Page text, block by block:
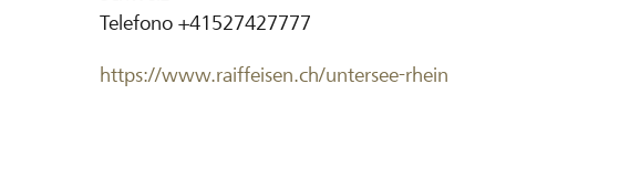
Telefono +41527427777
https://www.raiffeisen.ch/untersee-rhein